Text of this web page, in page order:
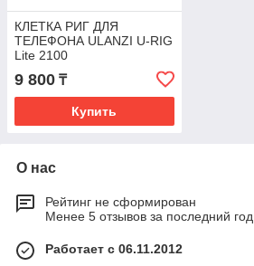
КЛЕТКА РИГ ДЛЯ
ТЕЛЕФОНА ULANZI U-RIG
Lite 2100
9 800 ₸
Купить
О нас
Рейтинг не сформирован
Менее 5 отзывов за последний год
Работает с 06.11.2012